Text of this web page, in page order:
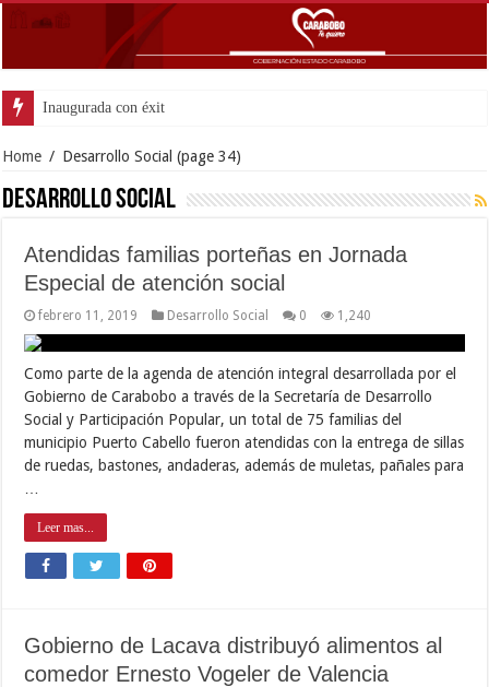
Inaugurada con éxito oficina de
Home / Desarrollo Social (page 34)
Desarrollo Social
Atendidas familias porteñas en Jornada
Especial de atención social
febrero 11, 2019 Desarrollo Social 0 1,240
Como parte de la agenda de atención integral desarrollada por el
Gobierno de Carabobo a través de la Secretaría de Desarrollo
Social y Participación Popular, un total de 75 familias del
municipio Puerto Cabello fueron atendidas con la entrega de sillas
de ruedas, bastones, andaderas, además de muletas, pañales para
Leer mas...
Gobierno de Lacava distribuyó alimentos al
comedor Ernesto Vogeler de Valencia